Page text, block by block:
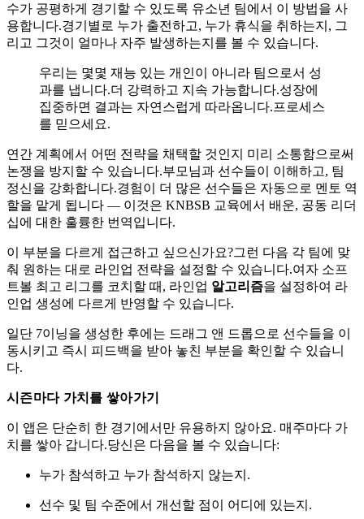
수가 공평하게 경기할 수 있도록 유소년 팀에서 이 방법을 사
용합니다.경기별로 누가 출전하고, 누가 휴식을 취하는지, 그
리고 그것이 얼마나 자주 발생하는지를 볼 수 있습니다.
우리는 몇몇 재능 있는 개인이 아니라 팀으로서 성
과를 냅니다.더 강력하고 지속 가능합니다.성장에
집중하면 결과는 자연스럽게 따라옵니다.프로세스
를 믿으세요.
연간 계획에서 어떤 전략을 채택할 것인지 미리 소통함으로써
논쟁을 방지할 수 있습니다.부모님과 선수들이 이해하고, 팀
정신을 강화합니다.경험이 더 많은 선수들은 자동으로 멘토 역
할을 맡게 됩니다 — 이것은 KNBSB 교육에서 배운, 공동 리더
십에 대한 훌륭한 번역입니다.
이 부분을 다르게 접근하고 싶으신가요?그런 다음 각 팀에 맞
춰 원하는 대로 라인업 전략을 설정할 수 있습니다.여자 소프
트볼 최고 리그를 코치할 때, 라인업 알고리즘을 설정하여 라
인업 생성에 다르게 반영할 수 있습니다.
일단 7이닝을 생성한 후에는 드래그 앤 드롭으로 선수들을 이
동시키고 즉시 피드백을 받아 놓친 부분을 확인할 수 있습니
다.
시즌마다 가치를 쌓아가기
이 앱은 단순히 한 경기에서만 유용하지 않아요. 매주마다 가
치를 쌓아 갑니다.당신은 다음을 볼 수 있습니다:
누가 참석하고 누가 참석하지 않는지.
선수 및 팀 수준에서 개선할 점이 어디에 있는지.